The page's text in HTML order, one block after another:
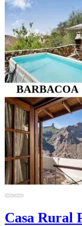
Casa Rural